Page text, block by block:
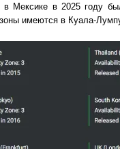
в Мексике в 2025 году
имеются в Куала-